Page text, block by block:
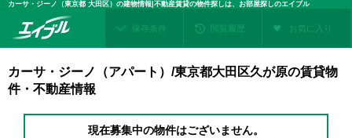
カーサ・ジーノ（東京都 大田区）の建物情報|不動産賃貸の物件探しは、お部屋探しのエイブル
保存条件 閲覧履歴 お気に入り
カーサ・ジーノ（アパート）/東京都大田区久が原の賃貸物
件・不動産情報
現在募集中の物件はございません。